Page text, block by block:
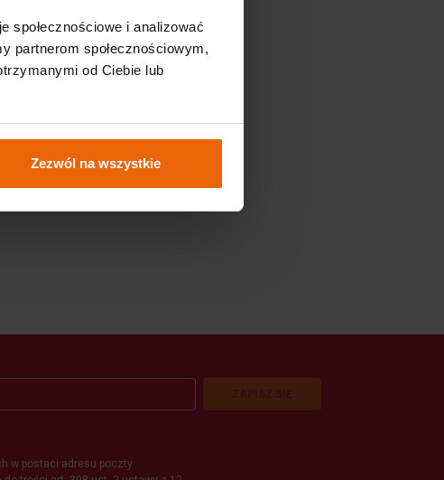
społecznościowe i analizować
partnerom społecznościowym,
od Ciebie lub
Zezwól na wszystkie
w postaci adresu poczty